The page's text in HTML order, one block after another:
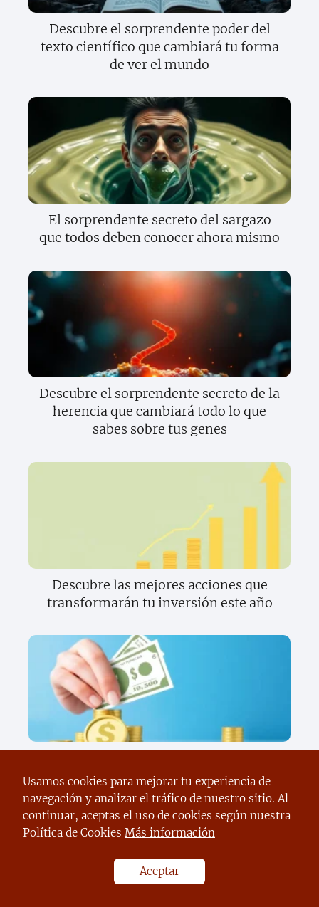
Descubre el sorprendente poder del
texto científico que cambiará tu forma
de ver el mundo
El sorprendente secreto del sargazo
que todos deben conocer ahora mismo
Descubre el sorprendente secreto de la
herencia que cambiará todo lo que
sabes sobre tus genes
Descubre las mejores acciones que
transformarán tu inversión este año
experto en ganancias rápidas y fáciles
Usamos cookies para mejorar tu experiencia de
navegación y analizar el tráfico de nuestro sitio. Al
continuar, aceptas el uso de cookies según nuestra
Política de Cookies Más información
Aceptar